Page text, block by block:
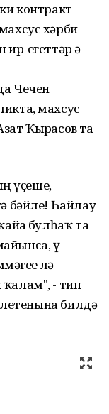
контракт
хәрби
егеттәр ҙә
Чечен
махсус
Ҡыҙрасов та
үҫеше,
бәйле! Һайлау
булһаҡ та
үҙ
лә
- тип
билдә